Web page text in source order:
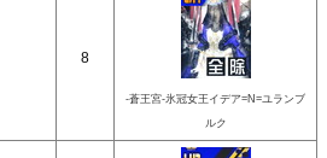
8
-蒼王宮-氷冠女王イデア=N=ユランブ
ルク